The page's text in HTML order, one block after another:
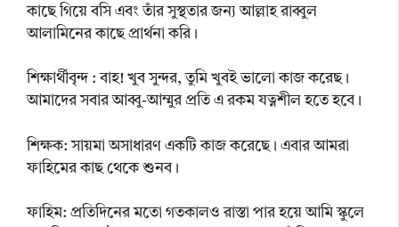
কাছে গিয়ে বসি এবং তাঁর সুস্থতার জন্য আল্লাহ রাব্বুল
আলামিনের কাছে প্রার্থনা করি।
শিক্ষার্থীবৃন্দ : বাহ! খুব সুন্দর, তুমি খুবই ভালো কাজ করেছ।
আমাদের সবার আব্বু-আম্মুর প্রতি এ রকম যত্নশীল হতে হবে।
শিক্ষক: সায়মা অসাধারণ একটি কাজ করেছে। এবার আমরা
ফাহিমের কাছ থেকে শুনব।
ফাহিম: প্রতিদিনের মতো গতকালও রাস্তা পার হয়ে আমি স্কুলে